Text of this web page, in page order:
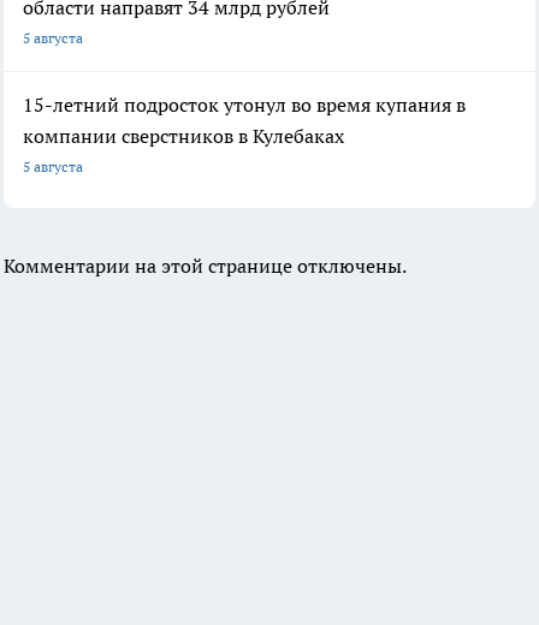
области направят 34 млрд рублей
5 августа
15-летний подросток утонул во время купания в
компании сверстников в Кулебаках
5 августа
Комментарии на этой странице отключены.